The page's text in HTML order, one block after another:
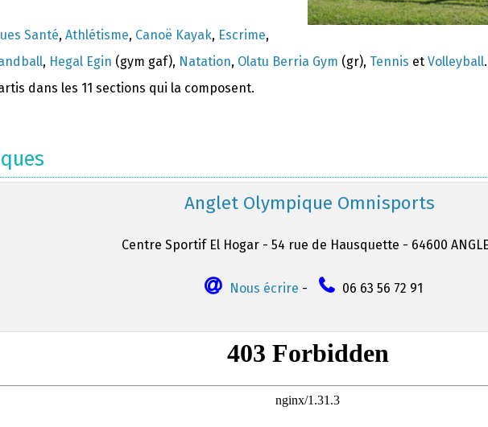
Santé, Athlétisme, Canoë Kayak, Escrime,
, Hegal Egin (gym gaf), Natation, Olatu Berria Gym (gr), Tennis et Volleyball.
dans les 11 sections qui la composent.
Anglet Olympique Omnisports
Centre Sportif El Hogar - 54 rue de Hausquette - 64600
Nous écrire - 06 63 56 72 91